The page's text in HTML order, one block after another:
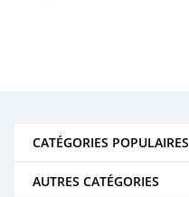
CATÉGORIES POPULAIRES
AUTRES CATÉGORIES